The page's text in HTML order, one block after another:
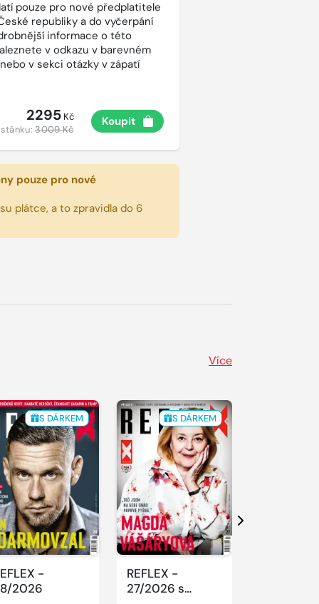
pouze pro nové předplatitele
republiky a do vyčerpání
informace o této
v odkazu v barevném
v sekci otázky v zápatí
2295Kč
stánku:3009 Kč
Koupit
pouze pro nové
plátce, a to zpravidla do 6
Více
S DÁRKEM
-
2026
S DÁRKEM
REFLEX -
27/2026 s
Další